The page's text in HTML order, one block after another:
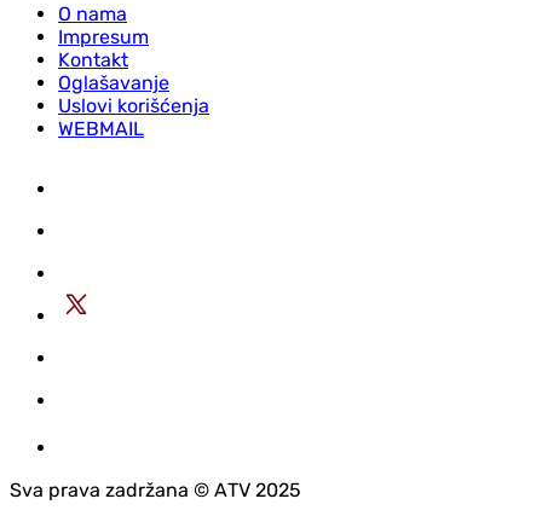
O nama
Impresum
Kontakt
Oglašavanje
Uslovi korišćenja
WEBMAIL
Sva prava zadržana © АTV 2025